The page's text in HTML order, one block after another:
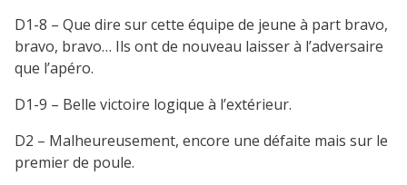
D1-8 – Que dire sur cette équipe de jeune à part bravo,
bravo, bravo… Ils ont de nouveau laisser à l’adversaire
que l’apéro.
D1-9 – Belle victoire logique à l’extérieur.
D2 – Malheureusement, encore une défaite mais sur le
premier de poule.